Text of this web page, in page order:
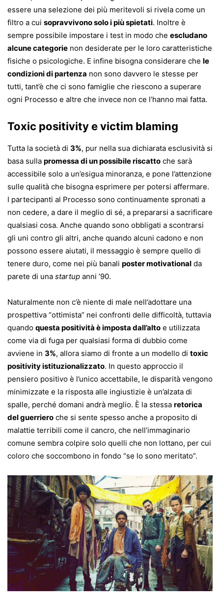
essere una selezione dei più meritevoli si rivela come un
filtro a cui sopravvivono solo i più spietati. Inoltre è
sempre possibile impostare i test in modo che escludano
alcune categorie non desiderate per le loro caratteristiche
fisiche o psicologiche. E infine bisogna considerare che le
condizioni di partenza non sono davvero le stesse per
tutti, tant’è che ci sono famiglie che riescono a superare
ogni Processo e altre che invece non ce l’hanno mai fatta.
Toxic positivity e victim blaming
Tutta la società di 3%, pur nella sua dichiarata esclusività si
basa sulla promessa di un possibile riscatto che sarà
accessibile solo a un’esigua minoranza, e pone l’attenzione
sulle qualità che bisogna esprimere per potersi affermare.
I partecipanti al Processo sono continuamente spronati a
non cedere, a dare il meglio di sé, a prepararsi a sacrificare
qualsiasi cosa. Anche quando sono obbligati a scontrarsi
gli uni contro gli altri, anche quando alcuni cadono e non
possono essere aiutati, il messaggio è sempre quello di
tenere duro, come nei più banali poster motivational da
parete di una startup anni ’90.
Naturalmente non c’è niente di male nell’adottare una
prospettiva “ottimista” nei confronti delle difficoltà, tuttavia
quando questa positività è imposta dall’alto e utilizzata
come via di fuga per qualsiasi forma di dubbio come
avviene in 3%, allora siamo di fronte a un modello di toxic
positivity istituzionalizzato. In questo approccio il
pensiero positivo è l’unico accettabile, le disparità vengono
minimizzate e la risposta alle ingiustizie è un’alzata di
spalle, perché domani andrà meglio. È la stessa retorica
del guerriero che si sente spesso anche a proposito di
malattie terribili come il cancro, che nell’immaginario
comune sembra colpire solo quelli che non lottano, per cui
coloro che soccombono in fondo “se lo sono meritato”.